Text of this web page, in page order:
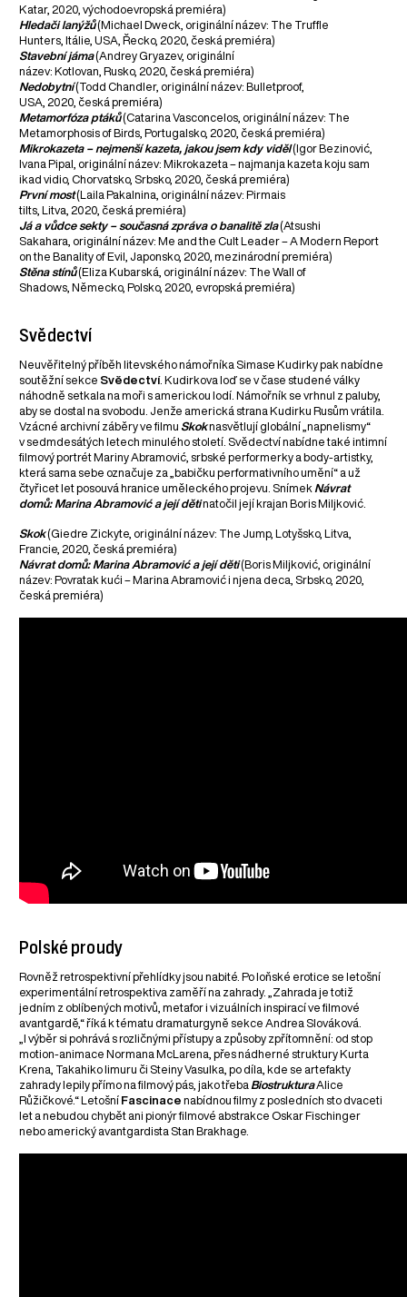
Katar, 2020, východoevropská premiéra)
Hledači lanýžů(Michael Dweck, originální název: The Truffle
Hunters, Itálie, USA, Řecko, 2020, česká premiéra)
Stavební jáma(Andrey Gryazev, originální
název: Kotlovan, Rusko, 2020, česká premiéra)
Nedobytní(Todd Chandler, originální název: Bulletproof,
USA, 2020, česká premiéra)
Metamorfóza ptáků(Catarina Vasconcelos, originální název: The
Metamorphosis of Birds, Portugalsko, 2020, česká premiéra)
Mikrokazeta – nejmenší kazeta, jakou jsem kdy viděl(Igor Bezinović,
Ivana Pipal, originální název: Mikrokazeta – najmanja kazeta koju sam
ikad vidio, Chorvatsko, Srbsko, 2020, česká premiéra)
První most(Laila Pakalnina, originální název: Pirmais
tilts, Litva, 2020, česká premiéra)
Já a vůdce sekty – současná zpráva o banalitě zla(Atsushi
Sakahara, originální název: Me and the Cult Leader – A Modern Report
on the Banality of Evil, Japonsko, 2020, mezinárodní premiéra)
Stěna stínů(Eliza Kubarská, originální název: The Wall of
Shadows, Německo, Polsko, 2020, evropská premiéra)
Svědectví
Neuvěřitelný příběh litevského námořníka Simase Kudirky pak nabídne
soutěžní sekce Svědectví. Kudirkova loď se v čase studené války
náhodně setkala na moři s americkou lodí. Námořník se vrhnul z paluby,
aby se dostal na svobodu. Jenže americká strana Kudirku Rusům vrátila.
Vzácné archivní záběry ve filmu Skoknasvětlují globální „napnelismy“
v sedmdesátých letech minulého století. Svědectví nabídne také intimní
filmový portrét Mariny Abramović, srbské performerky a body-artistky,
která sama sebe označuje za „babičku performativního umění“ a už
čtyřicet let posouvá hranice uměleckého projevu. Snímek Návrat
domů: Marina Abramović a její dětinatočil její krajan Boris Miljković.
Skok(Giedre Zickyte, originální název: The Jump, Lotyšsko, Litva,
Francie, 2020, česká premiéra)
Návrat domů: Marina Abramović a její děti(Boris Miljković, originální
název: Povratak kući – Marina Abramović i njena deca, Srbsko, 2020,
česká premiéra)
Polské proudy
Rovněž retrospektivní přehlídky jsou nabité. Po loňské erotice se letošní
experimentální retrospektiva zaměří na zahrady. „Zahrada je totiž
jedním z oblíbených motivů, metafor i vizuálních inspirací ve filmové
avantgardě,“ říká k tématu dramaturgyně sekce Andrea Slováková.
„I výběr si pohrává s rozličnými přístupy a způsoby zpřítomnění: od stop
motion-animace Normana McLarena, přes nádherné struktury Kurta
Krena, Takahiko Iimuru či Steiny Vasulka, po díla, kde se artefakty
zahrady lepily přímo na filmový pás, jako třeba BiostrukturaAlice
Růžičkové.“ Letošní Fascinace nabídnou filmy z posledních sto dvaceti
let a nebudou chybět ani pionýr filmové abstrakce Oskar Fischinger
nebo americký avantgardista Stan Brakhage.